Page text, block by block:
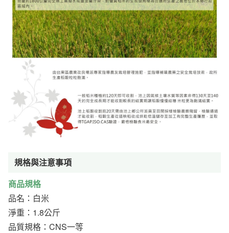
規格與注意事項
商品規格
品名：白米
淨重：1.8公斤
品質規格：CNS一等